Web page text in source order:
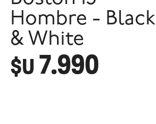
Hombre - Black
& White
$U 7.990